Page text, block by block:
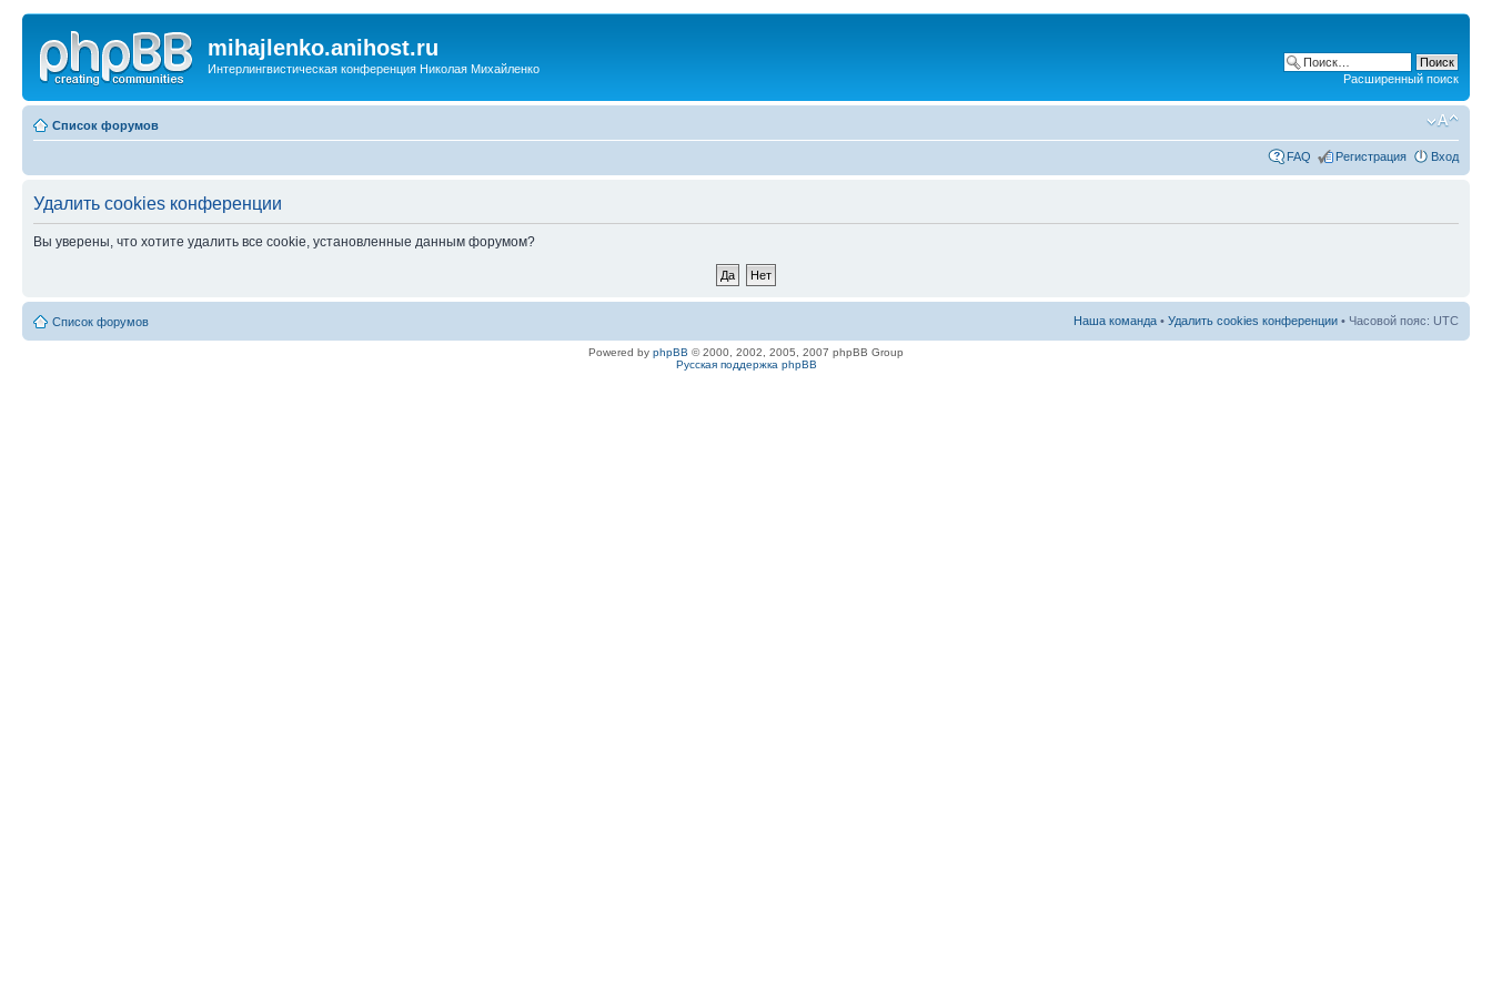
mihajlenko.anihost.ru
Интерлингвистическая конференция Николая Михайленко
Расширенный поиск
Список форумов
FAQ Регистрация Вход
Удалить cookies конференции
Вы уверены, что хотите удалить все cookie, установленные данным форумом?
Список форумов Наша команда • Удалить cookies конференции • Часовой пояс: UTC
Powered by phpBB © 2000, 2002, 2005, 2007 phpBB Group
Русская поддержка phpBB